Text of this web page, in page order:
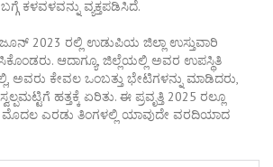
ಕಳವಳವನ್ನು ವ್ಯಕ್ತಪಡಿಸಿದೆ.
2023 ರಲ್ಲಿ ಉಡುಪಿಯ ಜಿಲ್ಲಾ ಉಸ್ತುವಾರಿ
ಆದಾಗ್ಯೂ, ಜಿಲ್ಲೆಯಲ್ಲಿ ಅವರ ಉಪಸ್ಥಿತಿ
ಅವರು ಕೇವಲ ಒಂಬತ್ತು ಭೇಟಿಗಳನ್ನು ಮಾಡಿದರು,
ಹತ್ತಕ್ಕೆ ಏರಿತು. ಈ ಪ್ರವೃತ್ತಿ 2025 ರಲ್ಲೂ
ಎರಡು ತಿಂಗಳಲ್ಲಿ ಯಾವುದೇ ವರದಿಯಾದ